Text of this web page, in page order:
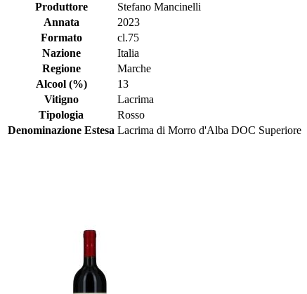
Produttore
Stefano Mancinelli
Annata
2023
Formato
cl.75
Nazione
Italia
Regione
Marche
Alcool (%)
13
Vitigno
Lacrima
Tipologia
Rosso
Denominazione Estesa Lacrima di Morro d'Alba DOC Superiore